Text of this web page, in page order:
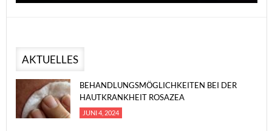
AKTUELLES
BEHANDLUNGSMÖGLICHKEITEN BEI DER
HAUTKRANKHEIT ROSAZEA
JUNI 4, 2024